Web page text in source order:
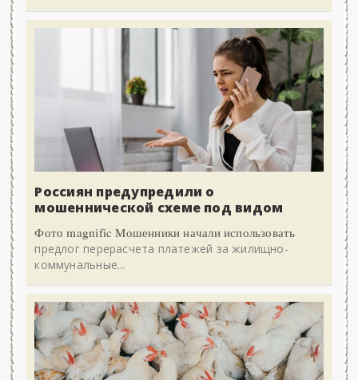
Россиян предупредили о
мошеннической схеме под видом
Фото magnific Мошенники начали использовать
предлог перерасчета платежей за жилищно-
коммунальные...